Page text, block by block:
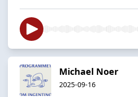
Michael Noer
2025-09-16